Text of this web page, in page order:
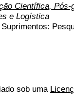
Científica,
e Logística
sob uma